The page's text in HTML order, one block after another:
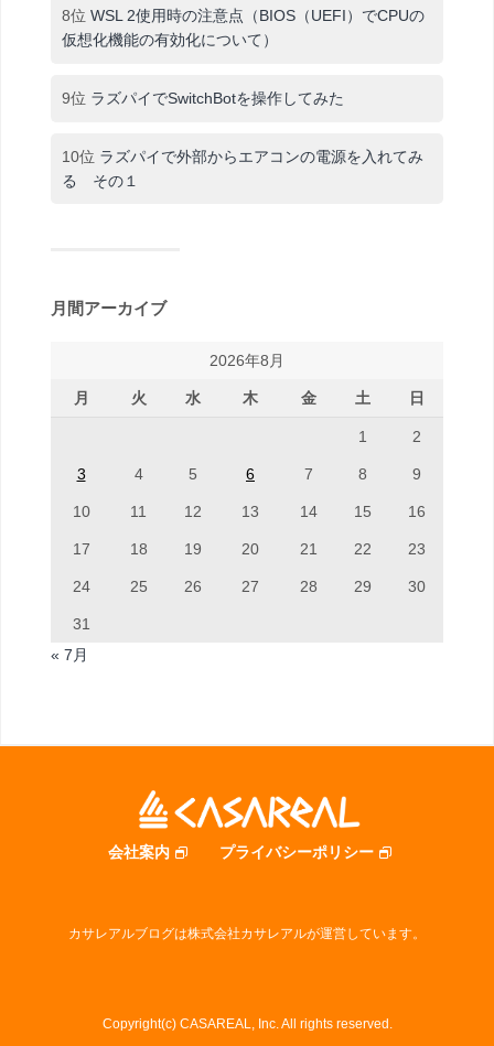
8位 WSL 2使用時の注意点（BIOS（UEFI）でCPUの
仮想化機能の有効化について）
9位 ラズパイでSwitchBotを操作してみた
10位 ラズパイで外部からエアコンの電源を入れてみ
る その１
月間アーカイブ
2026年8月
月 火 水 木 金 土 日
1 2
3 4 5 6 7 8 9
10 11 12 13 14 15 16
17 18 19 20 21 22 23
24 25 26 27 28 29 30
31
« 7月
会社案内 プライバシーポリシー
カサレアルブログは株式会社カサレアルが運営しています。
Copyright(c) CASAREAL, Inc. All rights reserved.